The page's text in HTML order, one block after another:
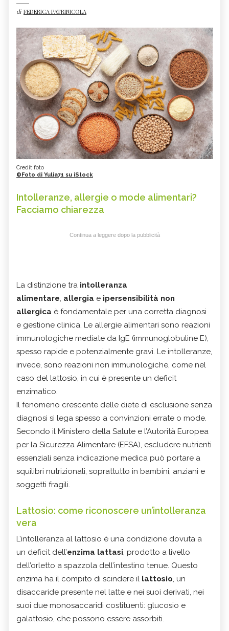
di FEDERICA PATRINICOLA
Credit foto
©Foto di Yulia71 su iStock
Intolleranze, allergie o mode alimentari?
Facciamo chiarezza
Continua a leggere dopo la pubblicità
La distinzione tra intolleranza
alimentare allergia e ipersensibilità non
allergica è fondamentale per una corretta diagnosi
e gestione clinica. Le allergie alimentari sono reazioni
immunologiche mediate da IgE (immunoglobuline E),
spesso rapide e potenzialmente gravi. Le intolleranze,
invece, sono reazioni non immunologiche, come nel
caso del lattosio, in cui è presente un deficit
enzimatico.
Il fenomeno crescente delle diete di esclusione senza
diagnosi si lega spesso a convinzioni errate o mode.
Secondo il Ministero della Salute e l’Autorità Europea
per la Sicurezza Alimentare (EFSA), escludere nutrienti
essenziali senza indicazione medica può portare a
squilibri nutrizionali, soprattutto in bambini, anziani e
soggetti fragili.
Lattosio: come riconoscere un’intolleranza
vera
L’intolleranza al lattosio è una condizione dovuta a
un deficit dell’enzima lattasi , prodotto a livello
dell’orletto a spazzola dell’intestino tenue. Questo
enzima ha il compito di scindere il lattosio , un
disaccaride presente nel latte e nei suoi derivati, nei
suoi due monosaccaridi costituenti: glucosio e
galattosio, che possono essere assorbiti.